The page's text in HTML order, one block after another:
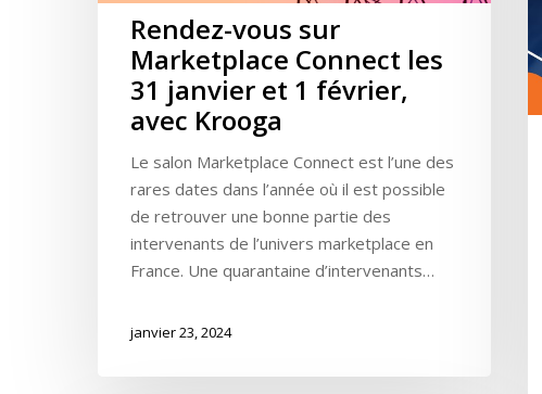
Rendez-vous sur
Marketplace Connect les
31 janvier et 1 février,
avec Krooga
Le salon Marketplace Connect est l’une des
rares dates dans l’année où il est possible
de retrouver une bonne partie des
intervenants de l’univers marketplace en
France. Une quarantaine d’intervenants…
janvier 23, 2024